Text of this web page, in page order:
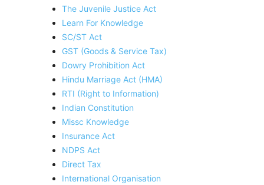
The Juvenile Justice Act
Learn For Knowledge
SC/ST Act
GST (Goods & Service Tax)
Dowry Prohibition Act
Hindu Marriage Act (HMA)
RTI (Right to Information)
Indian Constitution
Missc Knowledge
Insurance Act
NDPS Act
Direct Tax
International Organisation